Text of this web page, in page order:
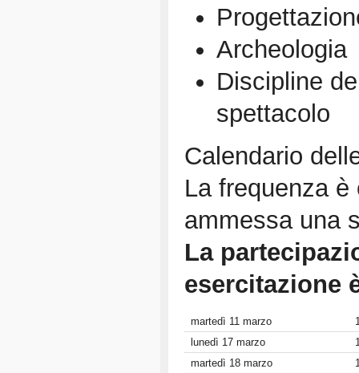
Archeologia
Discipline
spettacolo
Calendario
La frequenza
ammessa una
La
esercitazione
martedì 11 marzo
lunedì 17 marzo
martedì 18 marzo